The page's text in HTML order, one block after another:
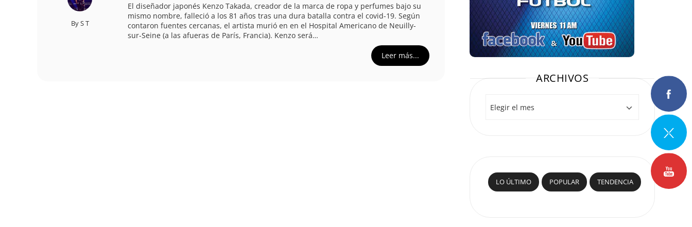
ByS T
El diseñador japonés Kenzo Takada, creador de la marca de ropa y perfumes bajo su
mismo nombre, falleció a los 81 años tras una dura batalla contra el covid-19. Según
contaron fuentes cercanas, el artista murió en en el Hospital Americano de Neuilly-
sur-Seine (a las afueras de París, Francia). Kenzo será…
Leer más...
ARCHIVOS
LO ÚLTIMO POPULAR TENDENCIA